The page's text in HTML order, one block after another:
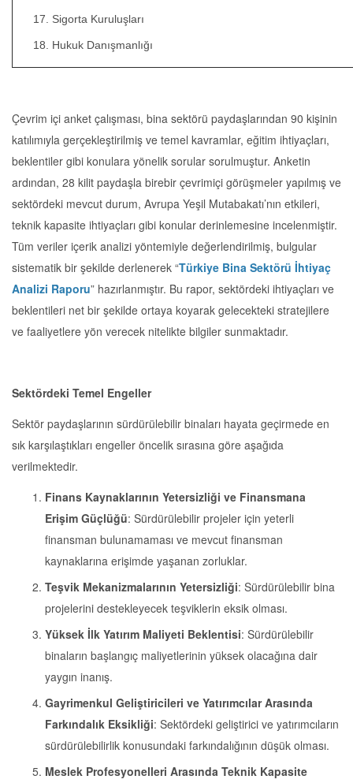
Sigorta Kuruluşları
Hukuk Danışmanlığı
Çevrim içi anket çalışması, bina sektörü paydaşlarından 90 kişinin
katılımıyla gerçekleştirilmiş ve temel kavramlar, eğitim ihtiyaçları,
beklentiler gibi konulara yönelik sorular sorulmuştur. Anketin
ardından, 28 kilit paydaşla birebir çevrimiçi görüşmeler yapılmış ve
sektördeki mevcut durum, Avrupa Yeşil Mutabakatı’nın etkileri,
teknik kapasite ihtiyaçları gibi konular derinlemesine incelenmiştir.
Tüm veriler içerik analizi yöntemiyle değerlendirilmiş, bulgular
sistematik bir şekilde derlenerek “Türkiye Bina Sektörü İhtiyaç
Analizi Raporu” hazırlanmıştır. Bu rapor, sektördeki ihtiyaçları ve
beklentileri net bir şekilde ortaya koyarak gelecekteki stratejilere
ve faaliyetlere yön verecek nitelikte bilgiler sunmaktadır.
Sektördeki Temel Engeller
Sektör paydaşlarının sürdürülebilir binaları hayata geçirmede en
sık karşılaştıkları engeller öncelik sırasına göre aşağıda
verilmektedir.
Finans Kaynaklarının Yetersizliği ve Finansmana
Erişim Güçlüğü: Sürdürülebilir projeler için yeterli
finansman bulunamaması ve mevcut finansman
kaynaklarına erişimde yaşanan zorluklar.
Teşvik Mekanizmalarının Yetersizliği: Sürdürülebilir bina
projelerini destekleyecek teşviklerin eksik olması.
Yüksek İlk Yatırım Maliyeti Beklentisi: Sürdürülebilir
binaların başlangıç maliyetlerinin yüksek olacağına dair
yaygın inanış.
Gayrimenkul Geliştiricileri ve Yatırımcılar Arasında
Farkındalık Eksikliği: Sektördeki geliştirici ve yatırımcıların
sürdürülebilirlik konusundaki farkındalığının düşük olması.
Meslek Profesyonelleri Arasında Teknik Kapasite